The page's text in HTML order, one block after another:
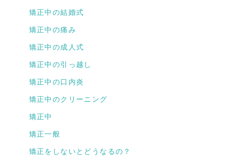
矯正中の結婚式
矯正中の痛み
矯正中の成人式
矯正中の引っ越し
矯正中の口内炎
矯正中のクリーニング
矯正中
矯正一般
矯正をしないとどうなるの？